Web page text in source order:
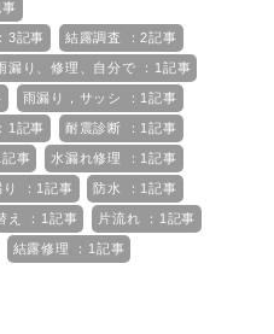
3記事 結露調査 ：2記事
漏り、修理、自分で ：1記事
雨漏り，サッシ ：1記事
1記事 耐震診断 ：1記事
事 水漏れ修理 ：1記事
り ：1記事 防水 ：1記事
え ：1記事 片流れ ：1記事
結露修理 ：1記事